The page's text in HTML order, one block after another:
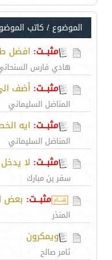
الموضوع / كاتب
مثبــت: افضل
هادي فارس
مثبــت: أضف
المناضل السليماني
مثبــت: ايه
المناضل السليماني
مثبــت: لا
سفر بن مبارك
مثبــت: بعض
المنذر
ويمكرون
ثامر صالح